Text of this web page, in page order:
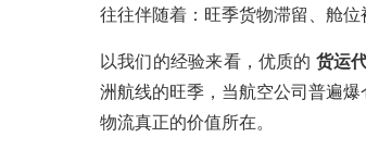
往往伴随着：旺季货物滞留、舱
以我们的经验来看，优质的 货运
洲航线的旺季，当航空公司普遍
物流真正的价值所在。